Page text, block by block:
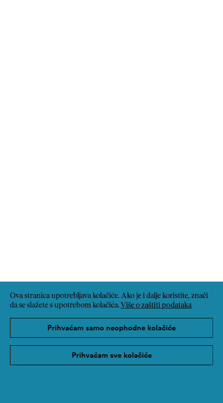
Ova stranica upotrebljava kolačiće. Ako je i dalje koristite, znači
da se slažete s upotrebom kolačića. Više o zaštiti podataka
Prihvaćam samo neophodne kolačiće
Prihvaćam sve kolačiće